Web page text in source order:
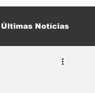
Últimas Notícias